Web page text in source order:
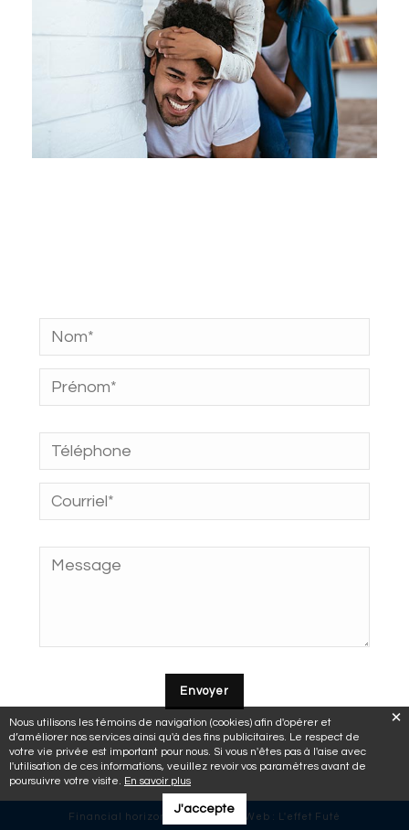
Financial horizons © 2018 | Site Web : L'effet Futé
Nous utilisons les témoins de navigation (cookies) afin d'opérer et
d’améliorer nos services ainsi qu'à des fins publicitaires. Le respect de
votre vie privée est important pour nous. Si vous n'êtes pas à l'aise avec
l'utilisation de ces informations, veuillez revoir vos paramètres avant de
poursuivre votre visite. En savoir plus
J'accepte